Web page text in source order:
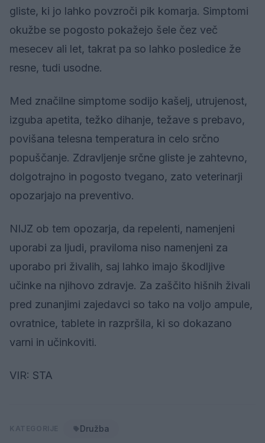
gliste, ki jo lahko povzroči pik komarja. Simptomi
okužbe se pogosto pokažejo šele čez več
mesecev ali let, takrat pa so lahko posledice že
resne, tudi usodne.
Med značilne simptome sodijo kašelj, utrujenost,
izguba apetita, težko dihanje, težave s prebavo,
povišana telesna temperatura in celo srčno
popuščanje. Zdravljenje srčne gliste je zahtevno,
dolgotrajno in pogosto tvegano, zato veterinarji
opozarjajo na preventivo.
NIJZ ob tem opozarja, da repelenti, namenjeni
uporabi za ljudi, praviloma niso namenjeni za
uporabo pri živalih, saj lahko imajo škodljive
učinke na njihovo zdravje. Za zaščito hišnih živali
pred zunanjimi zajedavci so tako na voljo ampule,
ovratnice, tablete in razpršila, ki so dokazano
varni in učinkoviti.
VIR: STA
Družba